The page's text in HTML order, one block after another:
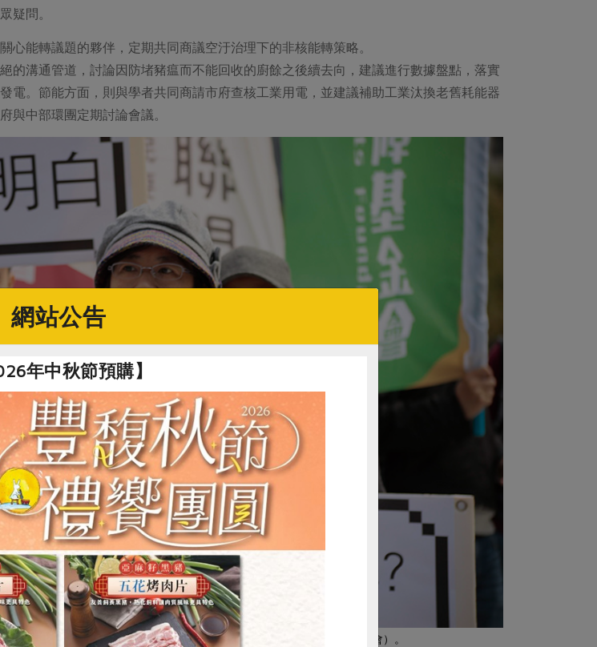
疑問。
心能轉議題的夥伴，定期共同商議空汙治理下的非核能轉策略。
的溝通管道，討論因防堵豬瘟而不能回收的廚餘之後續去向，建議進行數據盤點，落實
電。節能方面，則與學者共同商請市府查核工業用電，並建議補助工業汰換老舊耗能器
與中部環團定期討論會議。
台中市長盧秀燕提出具體的地方綠能政策。（照片提供／好民文化行動協會）。
網站公告
年中秋節預購】